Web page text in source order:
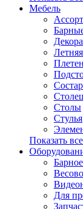
Мебель
Столы
Стулья
Показать
Для